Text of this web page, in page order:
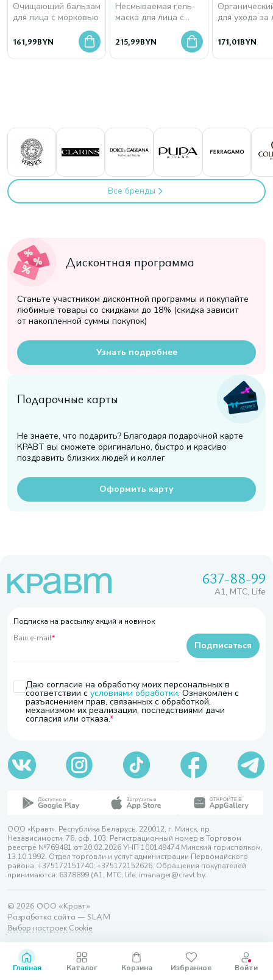
Очищающий бальзам
для лица с морковью
161,99BYN
Несмываемая гель-
маска для лица с
морским коллагеном
215,99BYN
для ухода за
171,01BYN
Все бренды
Дисконтная программа
Станьте участником дисконтной программы и покупайте
любимые товары со скидками до 18% (скидка зависит
от накопленной суммы покупок)
Узнать подробнее
Подарочные карты
Не знаете, что подарить? Благодаря подарочной карте
КРАВТ вы сможете оригинально, быстро и красиво
поздравить близких людей и коллег
Оформить карту
637-88-99
A1, МТС, Life
Подписка на рассылку акций и новинок
Ваш e-mail*
Даю согласие на обработку моих персональных в
соответствии с условиями обработки. Ознакомлен с
разъяснением прав, связанных с обработкой,
механизмом их реализации, последствиями дачи
согласия или отказа.
Подписаться
ООО «Кравт». Республика Беларусь, 220012, г. Минск, пр.
Независимости, 76, оф. 103. Регистрационный номер в Торговом
реестре №769481 от 20.02.2026 УНП 100149474 Минский горисполком,
13.10.1992. Отдел торговли и услуг администрации Первомайского
района, +375172151740; +375172152626. Обращения покупателей
принимаются: 6378899 (А1, МТС, life, imanager@cravt.by.
© 2026 ООО «Кравт»
Разработка сайта — SLAM
Выбор настроек Cookie
Главная Каталог Корзина Избранное Войти